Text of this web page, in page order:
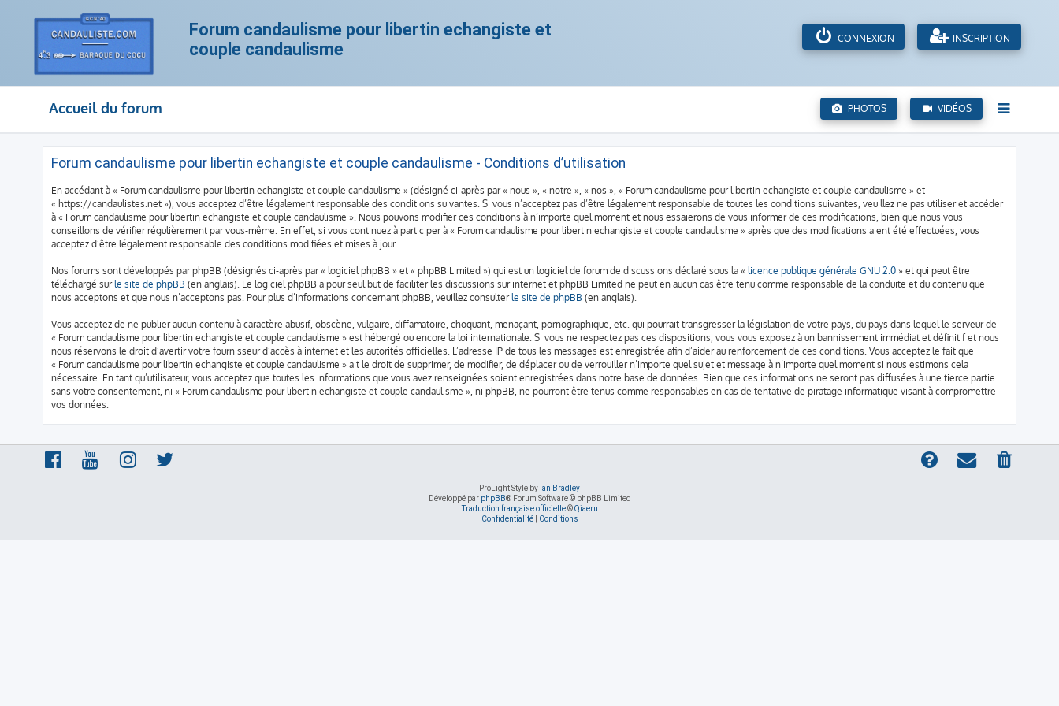
Forum candaulisme pour libertin echangiste et
couple candaulisme
CONNEXION INSCRIPTION
PHOTOS VIDÉOS
Accueil du forum
Forum candaulisme pour libertin echangiste et couple candaulisme - Conditions d’utilisation
En accédant à « Forum candaulisme pour libertin echangiste et couple candaulisme » (désigné ci-après par « nous », « notre », « nos », « Forum candaulisme pour libertin echangiste et couple candaulisme » et
« https://candaulistes.net »), vous acceptez d’être légalement responsable des conditions suivantes. Si vous n’acceptez pas d’être légalement responsable de toutes les conditions suivantes, veuillez ne pas utiliser et accéder
à « Forum candaulisme pour libertin echangiste et couple candaulisme ». Nous pouvons modifier ces conditions à n’importe quel moment et nous essaierons de vous informer de ces modifications, bien que nous vous
conseillons de vérifier régulièrement par vous-même. En effet, si vous continuez à participer à « Forum candaulisme pour libertin echangiste et couple candaulisme » après que des modifications aient été effectuées, vous
acceptez d’être légalement responsable des conditions modifiées et mises à jour.
Nos forums sont développés par phpBB (désignés ci-après par « logiciel phpBB » et « phpBB Limited ») qui est un logiciel de forum de discussions déclaré sous la «licence publique générale GNU 2.0 » et qui peut être
téléchargé surle site de phpBB (en anglais). Le logiciel phpBB a pour seul but de faciliter les discussions sur internet et phpBB Limited ne peut en aucun cas être tenu comme responsable de la conduite et du contenu que
nous acceptons et que nous n’acceptons pas. Pour plus d’informations concernant phpBB, veuillez consulterle site de phpBB (en anglais).
Vous acceptez de ne publier aucun contenu à caractère abusif, obscène, vulgaire, diffamatoire, choquant, menaçant, pornographique, etc. qui pourrait transgresser la législation de votre pays, du pays dans lequel le serveur de
« Forum candaulisme pour libertin echangiste et couple candaulisme » est hébergé ou encore la loi internationale. Si vous ne respectez pas ces dispositions, vous vous exposez à un bannissement immédiat et définitif et nous
nous réservons le droit d’avertir votre fournisseur d’accès à internet et les autorités officielles. L’adresse IP de tous les messages est enregistrée afin d’aider au renforcement de ces conditions. Vous acceptez le fait que
« Forum candaulisme pour libertin echangiste et couple candaulisme » ait le droit de supprimer, de modifier, de déplacer ou de verrouiller n’importe quel sujet et message à n’importe quel moment si nous estimons cela
nécessaire. En tant qu’utilisateur, vous acceptez que toutes les informations que vous avez renseignées soient enregistrées dans notre base de données. Bien que ces informations ne seront pas diffusées à une tierce partie
sans votre consentement, ni « Forum candaulisme pour libertin echangiste et couple candaulisme », ni phpBB, ne pourront être tenus comme responsables en cas de tentative de piratage informatique visant à compromettre
vos données.
ProLight Style by Ian Bradley
Développé par phpBB® Forum Software © phpBB Limited
Traduction française officielle©Qiaeru
Confidentialité| Conditions